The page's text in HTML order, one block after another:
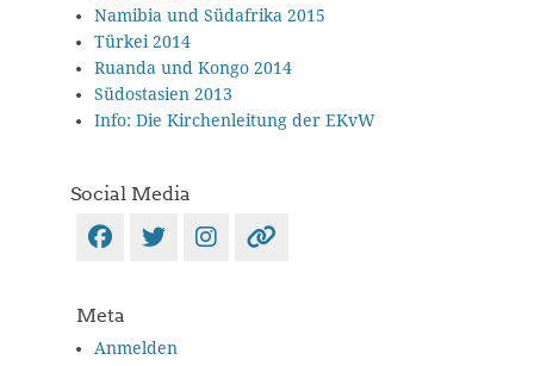
Namibia und Südafrika 2015
Türkei 2014
Ruanda und Kongo 2014
Südostasien 2013
Info: Die Kirchenleitung der EKvW
Social Media
Facebook
Twitter
Instagram
Meta
Anmelden